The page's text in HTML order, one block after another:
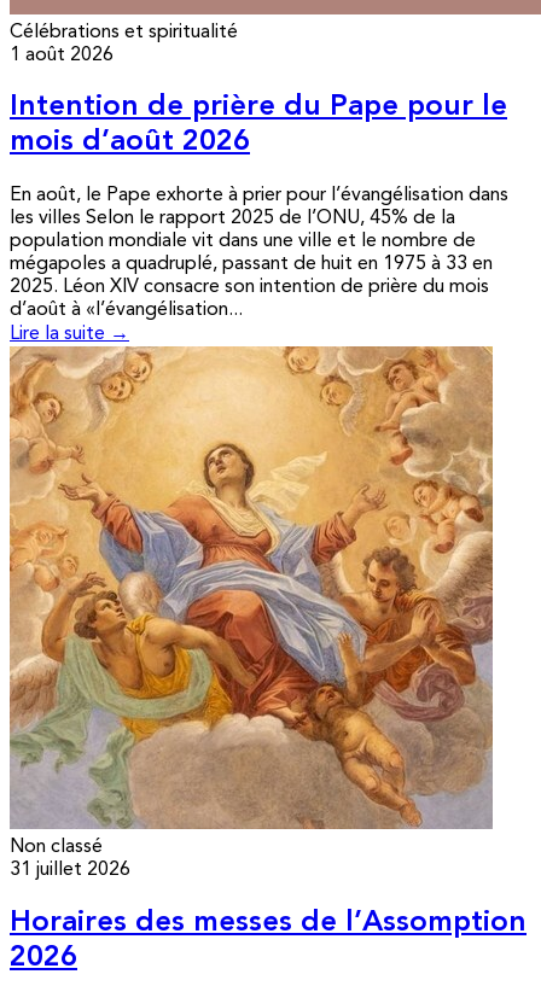
Célébrations et spiritualité
1 août 2026
Intention de prière du Pape pour le
mois d’août 2026
En août, le Pape exhorte à prier pour l’évangélisation dans
les villes Selon le rapport 2025 de l’ONU, 45% de la
population mondiale vit dans une ville et le nombre de
mégapoles a quadruplé, passant de huit en 1975 à 33 en
2025. Léon XIV consacre son intention de prière du mois
d’août à «l’évangélisation...
Lire la suite →
Non classé
31 juillet 2026
Horaires des messes de l’Assomption
2026